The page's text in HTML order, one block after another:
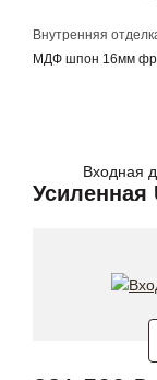
Внутренняя
МДФ шпон 16мм
Входная
Усиленная